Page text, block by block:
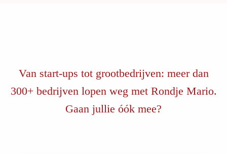
Van start-ups tot grootbedrijven: meer dan
300+ bedrijven lopen weg met Rondje Mario.
Gaan jullie óók mee?